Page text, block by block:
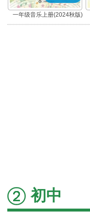
一年级音乐上册(2024秋版)
初中